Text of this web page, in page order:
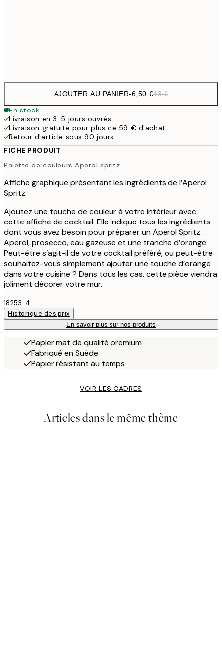
AJOUTER AU PANIER-6,50 €13 €
En stock
Livraison en 3-5 jours ouvrés
Livraison gratuite pour plus de 59 € d'achat
Retour d'article sous 90 jours
FICHE PRODUIT
Palette de couleurs Aperol spritz
Affiche graphique présentant les ingrédients de l’Aperol
Spritz.
Ajoutez une touche de couleur à votre intérieur avec
cette affiche de cocktail. Elle indique tous les ingrédients
dont vous avez besoin pour préparer un Aperol Spritz :
Aperol, prosecco, eau gazeuse et une tranche d’orange.
Peut-être s’agit-il de votre cocktail préféré, ou peut-être
souhaitez-vous simplement ajouter une touche d’orange
dans votre cuisine ? Dans tous les cas, cette pièce viendra
joliment décorer votre mur.
18253-4
Historique des prix
En savoir plus sur nos produits
Papier mat de qualité premium
Fabriqué en Suède
Papier résistant au temps
VOIR LES CADRES
Articles dans le même thème